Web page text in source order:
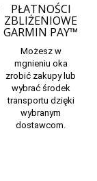
PŁATNOŚCI
ZBLIŻENIOWE
GARMIN PAY™
Możesz w
mgnieniu oka
zrobić zakupy lub
wybrać środek
transportu dzięki
wybranym
dostawcom.